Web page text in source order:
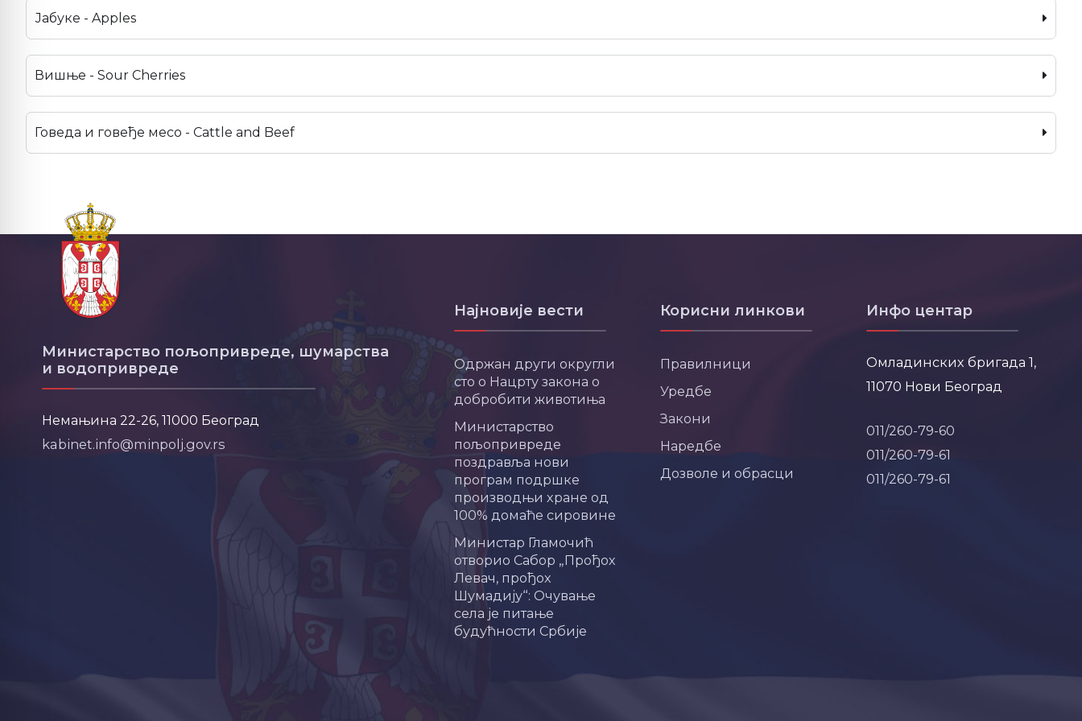
Јабуке - Apples
Вишње - Sour Cherries
Говеда и говеђе месо - Cattle and Beef
Министарство пољопривреде, шумарства
и водопривреде
Немањина 22-26, 11000 Београд
kabinet.info@minpolj.gov.rs
Најновије вести
Одржан други округли
сто о Нацрту закона о
добробити животиња
Министарство
пољопривреде
поздравља нови
програм подршке
производњи хране од
100% домаће сировине
Министар Гламочић
отворио Сабор „Прођох
Левач, прођох
Шумадију“: Очување
села је питање
будућности Србије
Корисни линкови
Правилници
Уредбе
Закони
Наредбе
Дозволе и обрасци
Инфо центар
Омладинских бригада 1,
11070 Нови Београд
011/260-79-60
011/260-79-61
011/260-79-61